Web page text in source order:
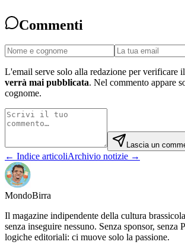
Commenti
L'email serve solo alla redazione per verificare
verrà mai pubblicata. Nel commento appare
cognome.
Lascia un
← Indice articoliArchivio notizie →
MondoBirra
Il magazine indipendente della cultura
senza inseguire nessuno. Senza sponsor, senza
logiche editoriali: ci muove solo la passione.